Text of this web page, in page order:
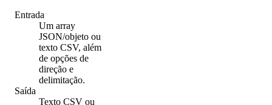
Entrada
Um array
JSON/objeto ou
texto CSV, além
de opções de
direção e
delimitação.
Saída
Texto CSV ou